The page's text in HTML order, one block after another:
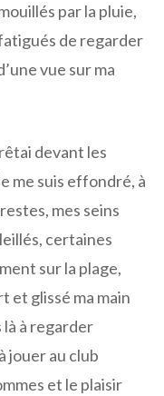
par la pluie,
de regarder
vue sur ma
devant les
me suis effondré, à
mes seins
certaines
sur la plage,
et glissé ma main
là à regarder
jouer au club
et le plaisir